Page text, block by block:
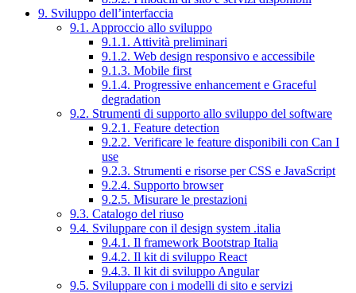
9. Sviluppo dell’interfaccia
9.1. Approccio allo sviluppo
9.1.1. Attività preliminari
9.1.2. Web design responsivo e accessibile
9.1.3. Mobile first
9.1.4. Progressive enhancement e Graceful
degradation
9.2. Strumenti di supporto allo sviluppo del software
9.2.1. Feature detection
9.2.2. Verificare le feature disponibili con Can I
use
9.2.3. Strumenti e risorse per CSS e JavaScript
9.2.4. Supporto browser
9.2.5. Misurare le prestazioni
9.3. Catalogo del riuso
9.4. Sviluppare con il design system .italia
9.4.1. Il framework Bootstrap Italia
9.4.2. Il kit di sviluppo React
9.4.3. Il kit di sviluppo Angular
9.5. Sviluppare con i modelli di sito e servizi